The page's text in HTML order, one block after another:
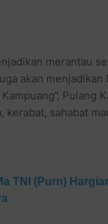
merantau
akan
kerabat, sahabat
TNI (Purn)